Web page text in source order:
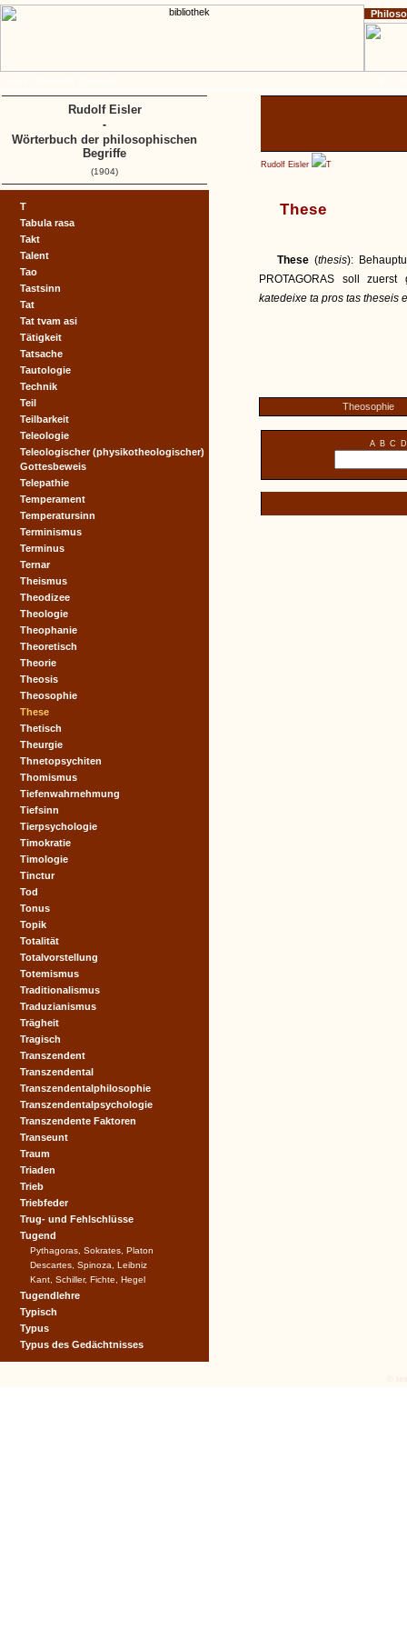
Rudolf Eisler T
These
These (thesis):
PROTAGORAS soll
katedeixe ta pros tas theseis
Theosophie
A B C D
T
Tabula rasa
Takt
Talent
Tao
Tastsinn
Tat
Tat tvam asi
Tätigkeit
Tatsache
Tautologie
Technik
Teil
Teilbarkeit
Teleologie
Teleologischer (physikotheologischer)
Gottesbeweis
Telepathie
Temperament
Temperatursinn
Terminismus
Terminus
Ternar
Theismus
Theodizee
Theologie
Theophanie
Theoretisch
Theorie
Theosis
Theosophie
These
Thetisch
Theurgie
Thnetopsychiten
Thomismus
Tiefenwahrnehmung
Tiefsinn
Tierpsychologie
Timokratie
Timologie
Tinctur
Tod
Tonus
Topik
Totalität
Totalvorstellung
Totemismus
Traditionalismus
Traduzianismus
Trägheit
Tragisch
Transzendent
Transzendental
Transzendentalphilosophie
Transzendentalpsychologie
Transzendente Faktoren
Transeunt
Traum
Triaden
Trieb
Triebfeder
Trug- und Fehlschlüsse
Tugend
Pythagoras, Sokrates, Platon
Descartes, Spinoza, Leibniz
Kant, Schiller, Fichte, Hegel
Tugendlehre
Typisch
Typus
Typus des Gedächtnisses
Rudolf Eisler
-
Wörterbuch der philosophischen
Begriffe
(1904)